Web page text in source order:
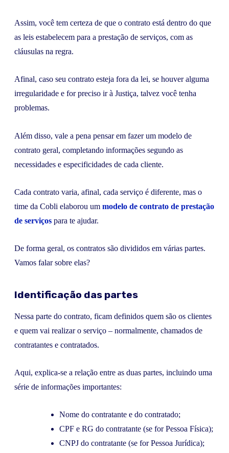
Assim, você tem certeza de que o contrato está dentro do que
as leis estabelecem para a prestação de serviços, com as
cláusulas na regra.
Afinal, caso seu contrato esteja fora da lei, se houver alguma
irregularidade e for preciso ir à Justiça, talvez você tenha
problemas.
Além disso, vale a pena pensar em fazer um modelo de
contrato geral, completando informações segundo as
necessidades e especificidades de cada cliente.
Cada contrato varia, afinal, cada serviço é diferente, mas o
time da Cobli elaborou um modelo de contrato de prestação
de serviços para te ajudar.
De forma geral, os contratos são divididos em várias partes.
Vamos falar sobre elas?
Identificação das partes
Nessa parte do contrato, ficam definidos quem são os clientes
e quem vai realizar o serviço – normalmente, chamados de
contratantes e contratados.
Aqui, explica-se a relação entre as duas partes, incluindo uma
série de informações importantes:
Nome do contratante e do contratado;
CPF e RG do contratante (se for Pessoa Física);
CNPJ do contratante (se for Pessoa Jurídica);